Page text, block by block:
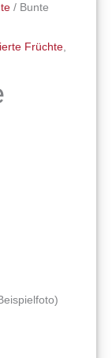
/ Bunte
Früchte